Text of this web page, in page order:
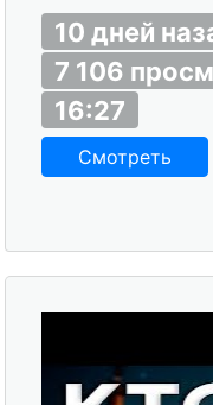
10 дней
7 106
16:27
Смотреть